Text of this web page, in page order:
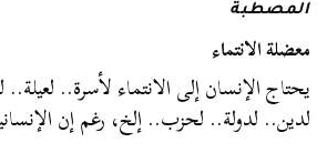
المصطبة
معضلة الانتماء
يحتاج الإنسان إلى الانتماء لأسرة.. لعيلة..
لدين.. لدولة.. لحزب.. إلخ، رغم إن